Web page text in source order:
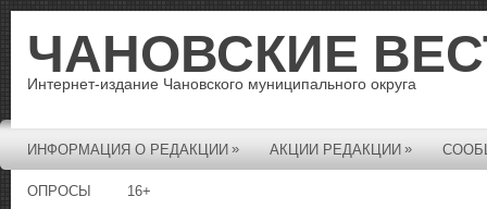
ЧАНОВСКИЕ
Интернет-издание Чановского муниципального округа
ИНФОРМАЦИЯ О РЕДАКЦИИ » АКЦИИ РЕДАКЦИИ »
ОПРОСЫ 16+